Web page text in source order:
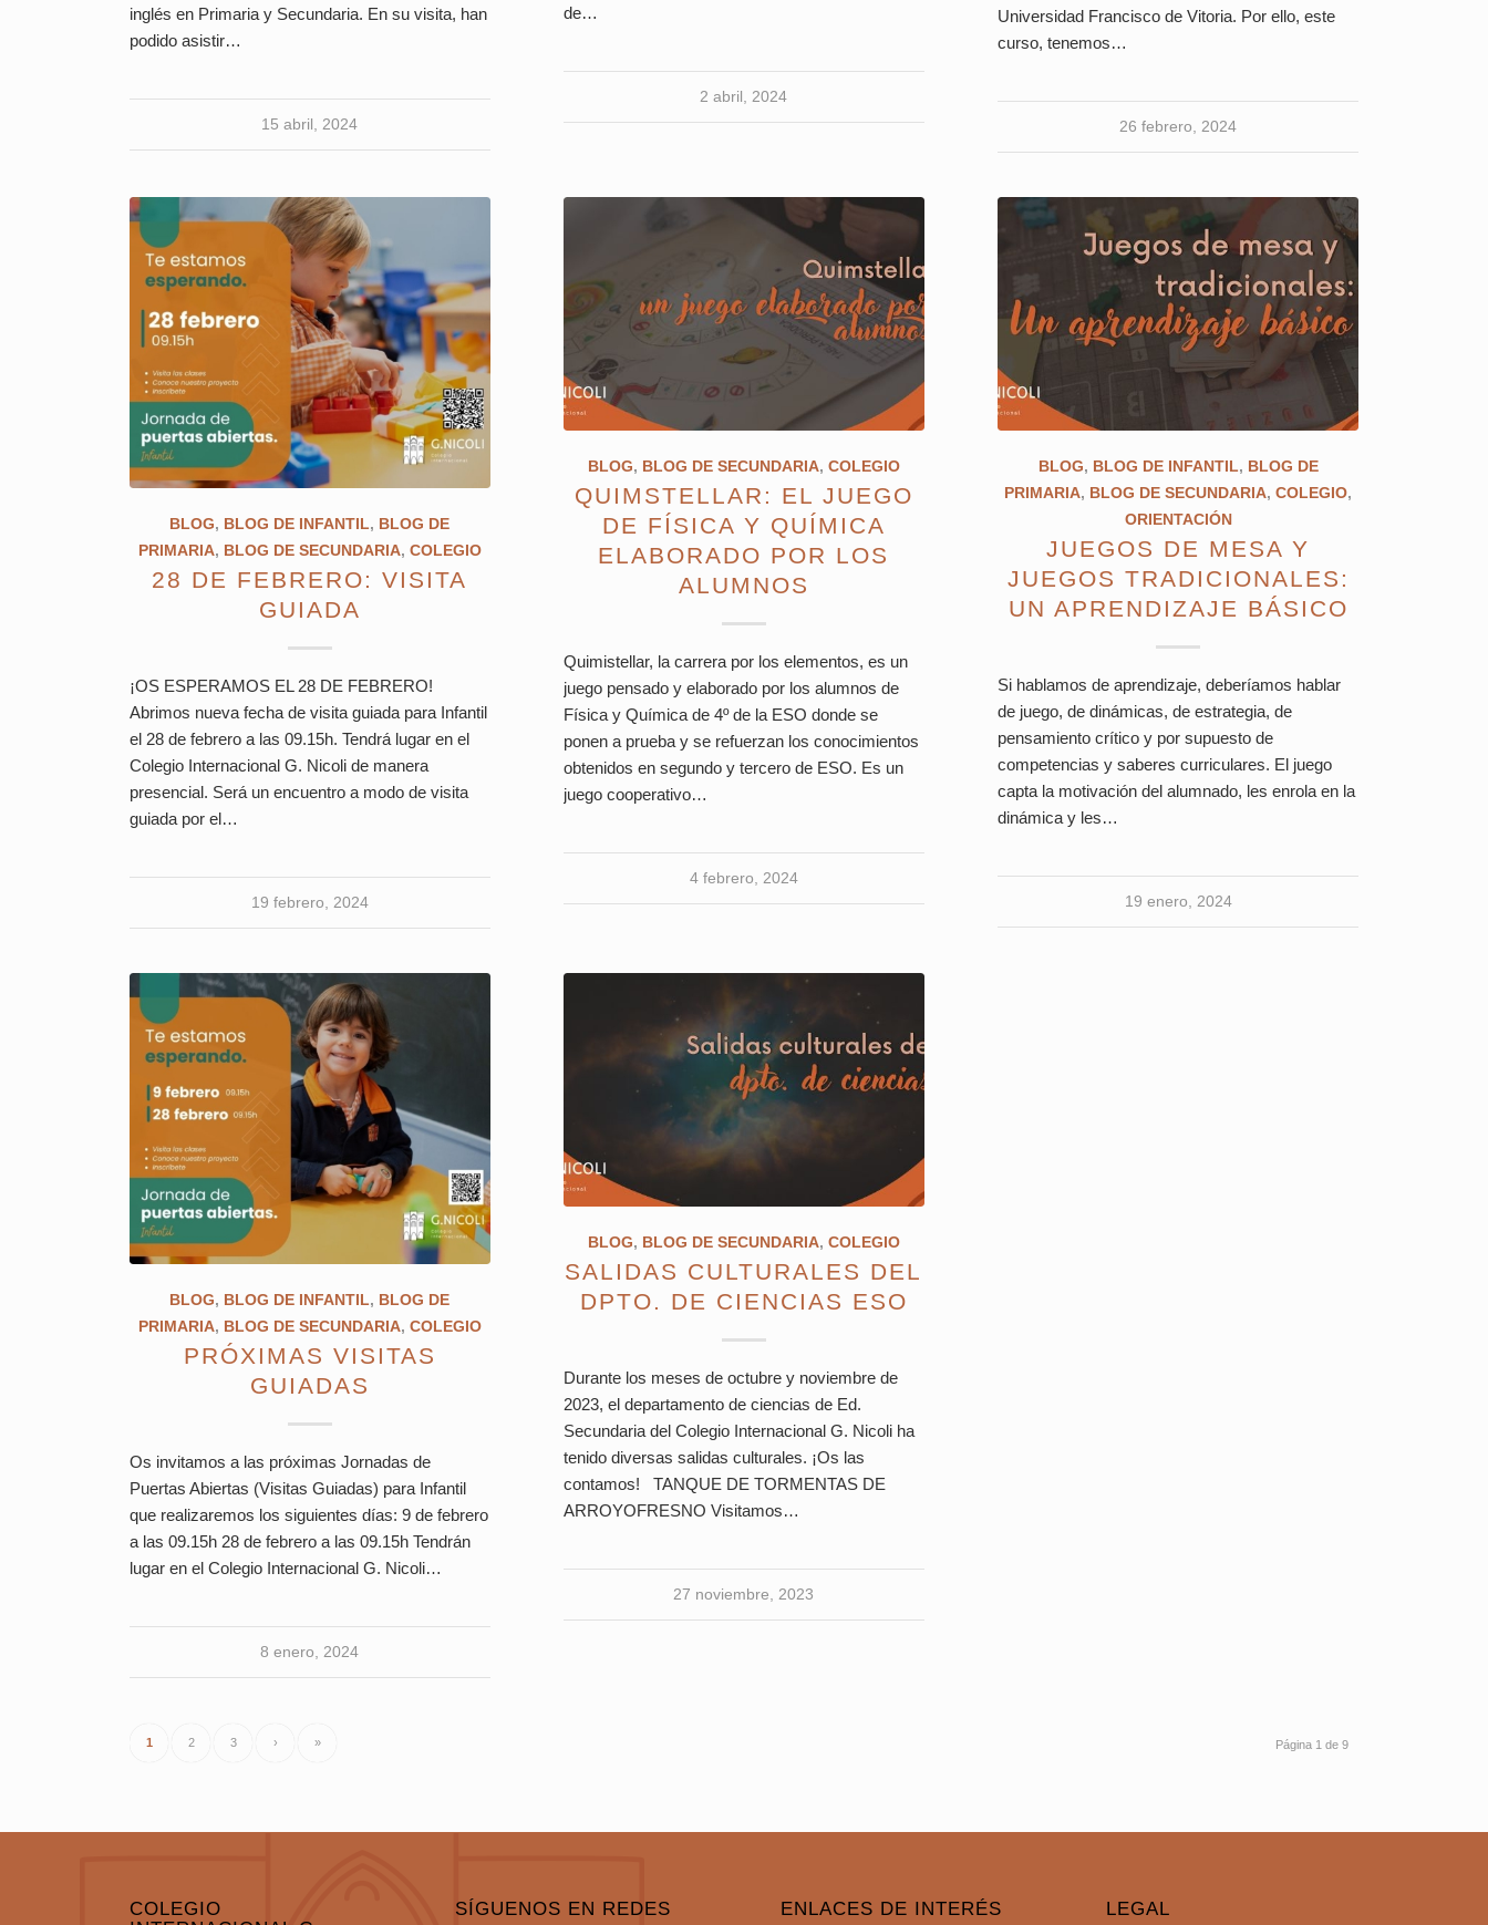
inglés en Primaria y Secundaria. En su visita, han
podido asistir…
15 abril, 2024
de…
2 abril, 2024
Universidad Francisco de Vitoria. Por ello, este
curso, tenemos…
26 febrero, 2024
BLOG, BLOG DE INFANTIL, BLOG DE
PRIMARIA, BLOG DE SECUNDARIA, COLEGIO
28 DE FEBRERO: VISITA
GUIADA
¡OS ESPERAMOS EL 28 DE FEBRERO!
Abrimos nueva fecha de visita guiada para Infantil
el 28 de febrero a las 09.15h. Tendrá lugar en el
Colegio Internacional G. Nicoli de manera
presencial. Será un encuentro a modo de visita
guiada por el…
19 febrero, 2024
BLOG, BLOG DE SECUNDARIA, COLEGIO
QUIMSTELLAR: EL JUEGO
DE FÍSICA Y QUÍMICA
ELABORADO POR LOS
ALUMNOS
Quimistellar, la carrera por los elementos, es un
juego pensado y elaborado por los alumnos de
Física y Química de 4º de la ESO donde se
ponen a prueba y se refuerzan los conocimientos
obtenidos en segundo y tercero de ESO. Es un
juego cooperativo…
4 febrero, 2024
BLOG, BLOG DE INFANTIL, BLOG DE
PRIMARIA, BLOG DE SECUNDARIA, COLEGIO,
ORIENTACIÓN
JUEGOS DE MESA Y
JUEGOS TRADICIONALES:
UN APRENDIZAJE BÁSICO
Si hablamos de aprendizaje, deberíamos hablar
de juego, de dinámicas, de estrategia, de
pensamiento crítico y por supuesto de
competencias y saberes curriculares. El juego
capta la motivación del alumnado, les enrola en la
dinámica y les…
19 enero, 2024
BLOG, BLOG DE INFANTIL, BLOG DE
PRIMARIA, BLOG DE SECUNDARIA, COLEGIO
PRÓXIMAS VISITAS
GUIADAS
Os invitamos a las próximas Jornadas de
Puertas Abiertas (Visitas Guiadas) para Infantil
que realizaremos los siguientes días: 9 de febrero
a las 09.15h 28 de febrero a las 09.15h Tendrán
lugar en el Colegio Internacional G. Nicoli…
8 enero, 2024
BLOG, BLOG DE SECUNDARIA, COLEGIO
SALIDAS CULTURALES DEL
DPTO. DE CIENCIAS ESO
Durante los meses de octubre y noviembre de
2023, el departamento de ciencias de Ed.
Secundaria del Colegio Internacional G. Nicoli ha
tenido diversas salidas culturales. ¡Os las
contamos! TANQUE DE TORMENTAS DE
ARROYOFRESNO Visitamos…
27 noviembre, 2023
Página 1 de 9
1 2 3 › »
COLEGIO
SÍGUENOS EN REDES ENLACES DE INTERÉS LEGAL